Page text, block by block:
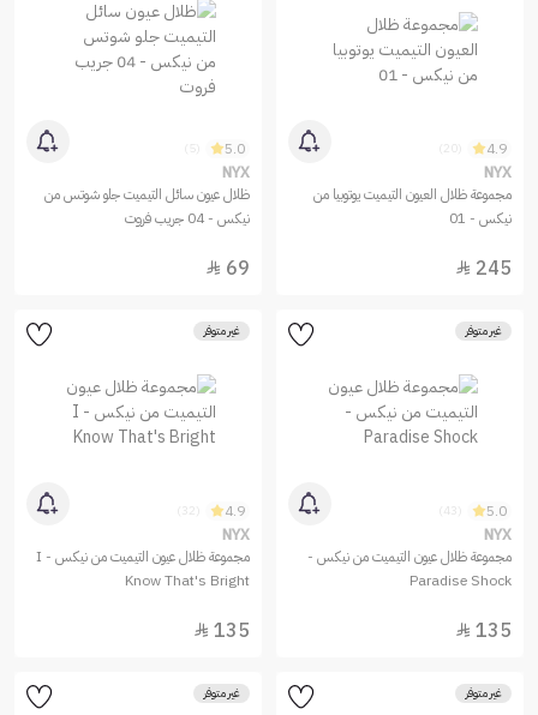
4.9
NYX
مجموعة ظلال العيون التيميت يوتوبيا من
نيكس - 01
245

5.0
NYX
ظلال عيون سائل التيميت جلو شوتس من
نيكس - 04 جريب فروت
69

غير متوفر
5.0
NYX
مجموعة ظلال عيون التيميت من نيكس -
Paradise Shock
135

غير متوفر
4.9
NYX
مجموعة ظلال عيون التيميت من نيكس - I
Know That's Bright
135

غير متوفر غير متوفر